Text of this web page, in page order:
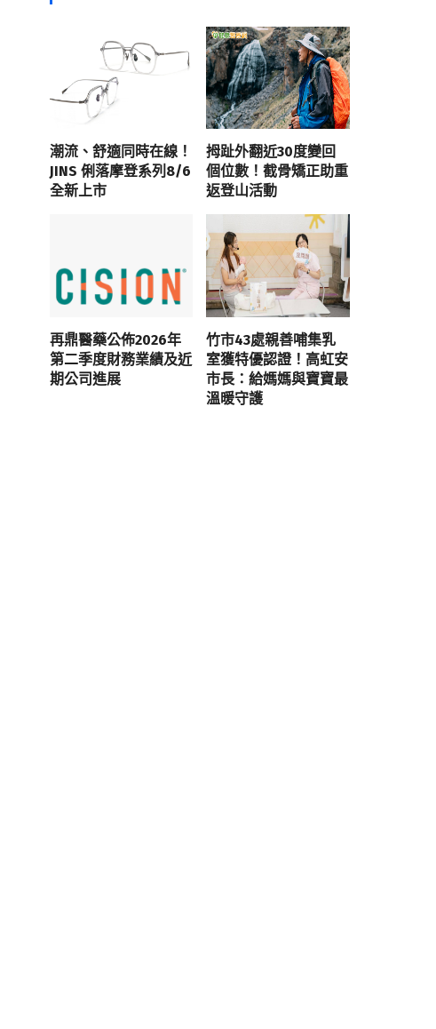
潮流、舒適同時在線！
JINS 俐落摩登系列8/6
全新上市
拇趾外翻近30度變回
個位數！截骨矯正助重
返登山活動
再鼎醫藥公佈2026年
第二季度財務業績及近
期公司進展
竹市43處親善哺集乳
室獲特優認證！高虹安
市長：給媽媽與寶寶最
溫暖守護